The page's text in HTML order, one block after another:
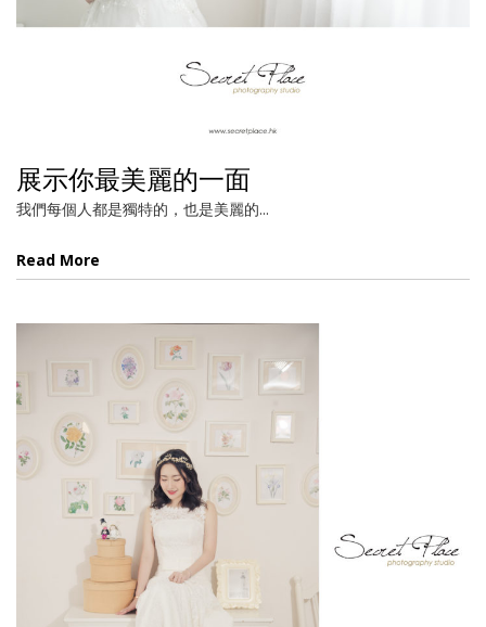
展示你最美麗的一面
我們每個人都是獨特的，也是美麗的...
Read More